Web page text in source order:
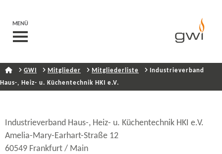
MENÜ
GWI Mitglieder Mitgliederliste
Industrieverband
Haus-, Heiz- u. Küchentechnik HKI e.V.
Industrieverband Haus-, Heiz- u. Küchentechnik HKI e.V.
Amelia-​Mary-Earhart-Straße 12
60549 Frankfurt / Main